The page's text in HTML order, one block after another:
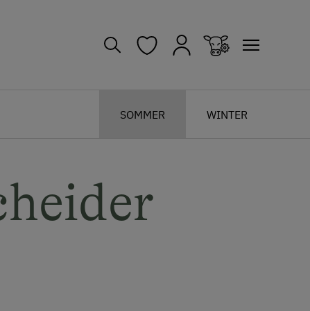
SOMMER WINTER